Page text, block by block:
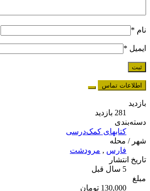
نام *
ایمیل *
اطلاعات تماس
بازدید
281 بازدید
دسته‌بندی
کتابهای کمک‌درسی
شهر / محله
فارس, مرودشت
تاریخ انتشار
5 سال قبل
مبلغ
130,000 تومان